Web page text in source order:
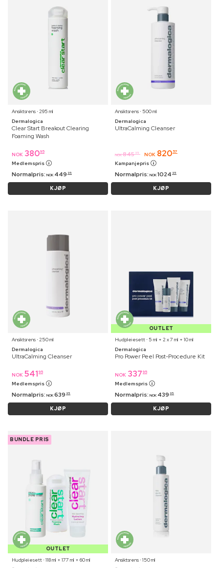
Ansiktsrens ⋅ 295 ml
Dermalogica
Clear Start Breakout Clearing
Foaming Wash
NOK 38095
Medlemspris
Normalpris: NOK 449 95
KJØP
Ansiktsrens ⋅ 500 ml
Dermalogica
UltraCalming Cleanser
NOK 845 95 NOK 820 57
Kampanjepris
Normalpris: NOK 1024 95
KJØP
Ansiktsrens ⋅ 250 ml
Dermalogica
UltraCalming Cleanser
NOK 541 95
Medlemspris
Normalpris: NOK 639 95
KJØP
OUTLET
Hudpleiesett ⋅ 5 ml + 2 x 7 ml + 10 ml
Dermalogica
Pro Power Peel Post-Procedure Kit
NOK 337 95
Medlemspris
Normalpris: NOK 439 95
KJØP
BUNDLE PRIS
OUTLET
Hudpleiesett ⋅ 118 ml + 177 ml + 60 ml
Ansiktsrens ⋅ 150 ml